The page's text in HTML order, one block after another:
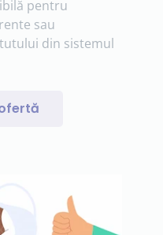
pentru
sau
din sistemul